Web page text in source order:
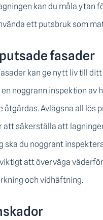
kan du måla ytan
ett putsbruk som
fasader
kan ge nytt liv till
noggrann inspektion av
åtgärdas. Avlägsna all lös
säkerställa att
du noggrant
viktigt att överväga
och vidhäftning.